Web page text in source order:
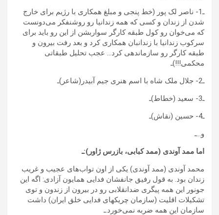
ـ1- ناصر لک پور (خط پنجی و مبلغ همکاری با رژیم برای خارج
شدن از زندان و کسی که همه زندانیا رو روشنفکر می‌دونست
که می‌خوان رو کول طبقه کارگر سواربشن از این رو باید برای
سرکوب زندانیا با زندانبان همکاری کرد و بعد رفت بیرون و
طبقه کارگر رو سازماندهی کرد… عجب تحلیل طبقاتی
محکمی!!!)ـ
ـ2- جلال ملک شاه با اسم هنری جیم آبیدر(شاعر)ـ
ـ3- سعید (خطاط)ـ
ـ4- حسین (نقاش)ـ
و…ـ
اما ممد آوندی (ممد کبابی، بازرس ژاور):ـ
محمد آوندی (ممد آوندی) یکی از اون تواب‌های عجیب و غریب
زندان بود. به قول رفیق جانفشان فدایی همایون آزادی: اگه این
جونور این همه پیگری ضدانقلابی رو در بیرون از زندون و توی
تشکیلات اقلیت (سازمان چریکهای فدایی خلق ایران) داشت
سازمان این همه ضربه نمی‌خورد.ـ